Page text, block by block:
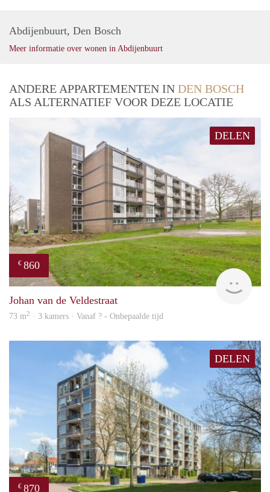
Abdijenbuurt, Den Bosch
Meer informatie over wonen in Abdijenbuurt
ANDERE APPARTEMENTEN IN DEN BOSCH
ALS ALTERNATIEF VOOR DEZE LOCATIE
DELEN
€ 860
rent
Johan van de Veldestraat
73 m2 · 3 kamers · Vanaf ? - Onbepaalde tijd
DELEN
€ 870